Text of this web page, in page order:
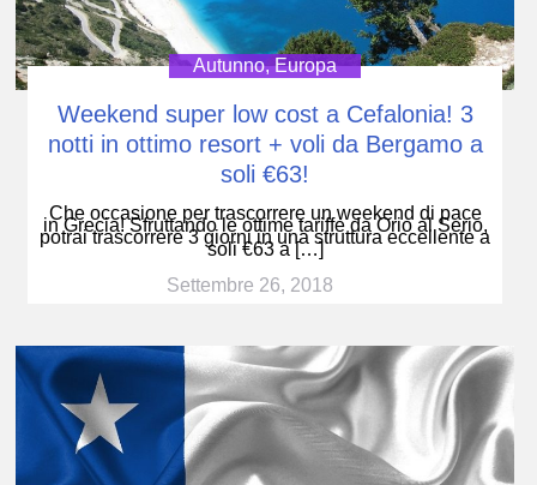
Autunno,Europa
Weekend super low cost a Cefalonia! 3
notti in ottimo resort + voli da Bergamo a
soli €63!
Che occasione per trascorrere un weekend di pace
in Grecia! Sfruttando le ottime tariffe da Orio al Serio,
potrai trascorrere 3 giorni in una struttura eccellente a
soli €63 a […]
Settembre 26, 2018